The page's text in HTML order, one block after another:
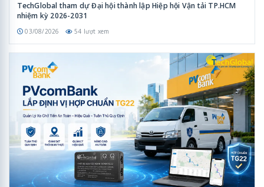
TechGlobal tham dự Đại hội thành lập Hiệp hội Vận tải TP.HCM
nhiệm kỳ 2026-2031
03/08/2026 54 lượt xem